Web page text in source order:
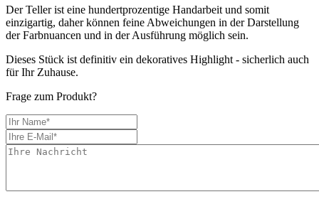
Der Teller ist eine hundertprozentige Handarbeit und somit
einzigartig, daher können feine Abweichungen in der Darstellung
der Farbnuancen und in der Ausführung möglich sein.
Dieses Stück ist definitiv ein dekoratives Highlight - sicherlich auch
für Ihr Zuhause.
Frage zum Produkt?